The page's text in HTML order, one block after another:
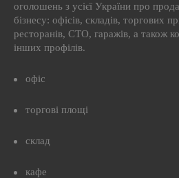
оголошень з усієї України про
бізнесу: офісів, складів, торгових
ресторанів, СТО, гаражів, а також
інших профілів.
офіс
торгові площі
склад
кафе